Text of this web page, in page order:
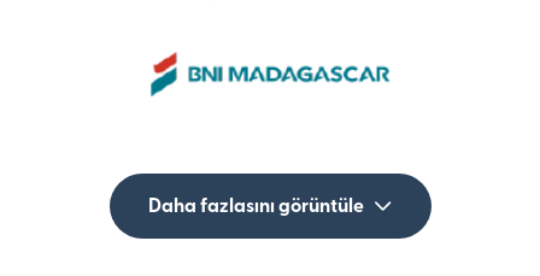
Daha fazlasını görüntüle